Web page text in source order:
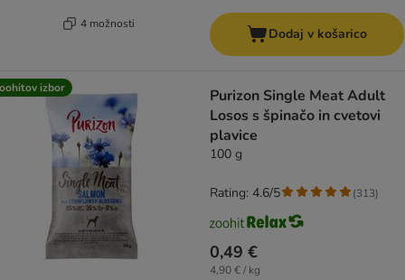
4 možnosti
Dodaj v košarico
izbor
Purizon Single Meat Adult
Losos s špinačo in cvetovi
plavice
100 g
0,49 €
4,90 € / kg
Rating: 4.6/5 (313)